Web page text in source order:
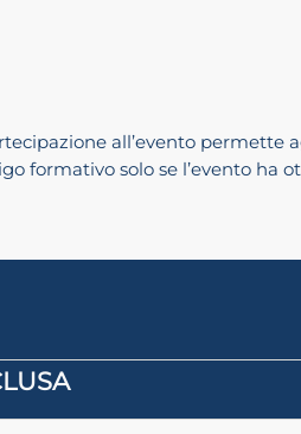
all’evento permette
formativo solo se l’evento ha